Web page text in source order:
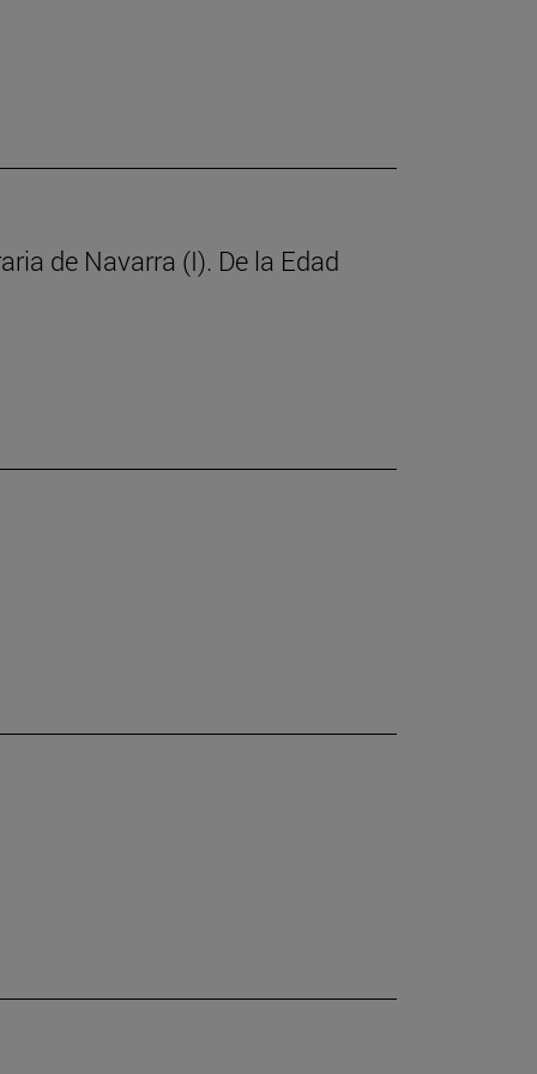
de Navarra (I). De la Edad